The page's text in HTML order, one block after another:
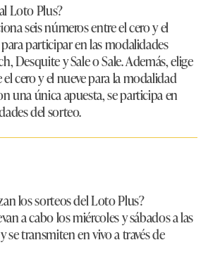
Loto Plus?
seis números entre el cero y el
participar en las modalidades
Desquite y Sale o Sale. Además, elige
cero y el nueve para la modalidad
una única apuesta, se participa en
del sorteo.
los sorteos del Loto Plus?
a cabo los miércoles y sábados a las
se transmiten en vivo a través de